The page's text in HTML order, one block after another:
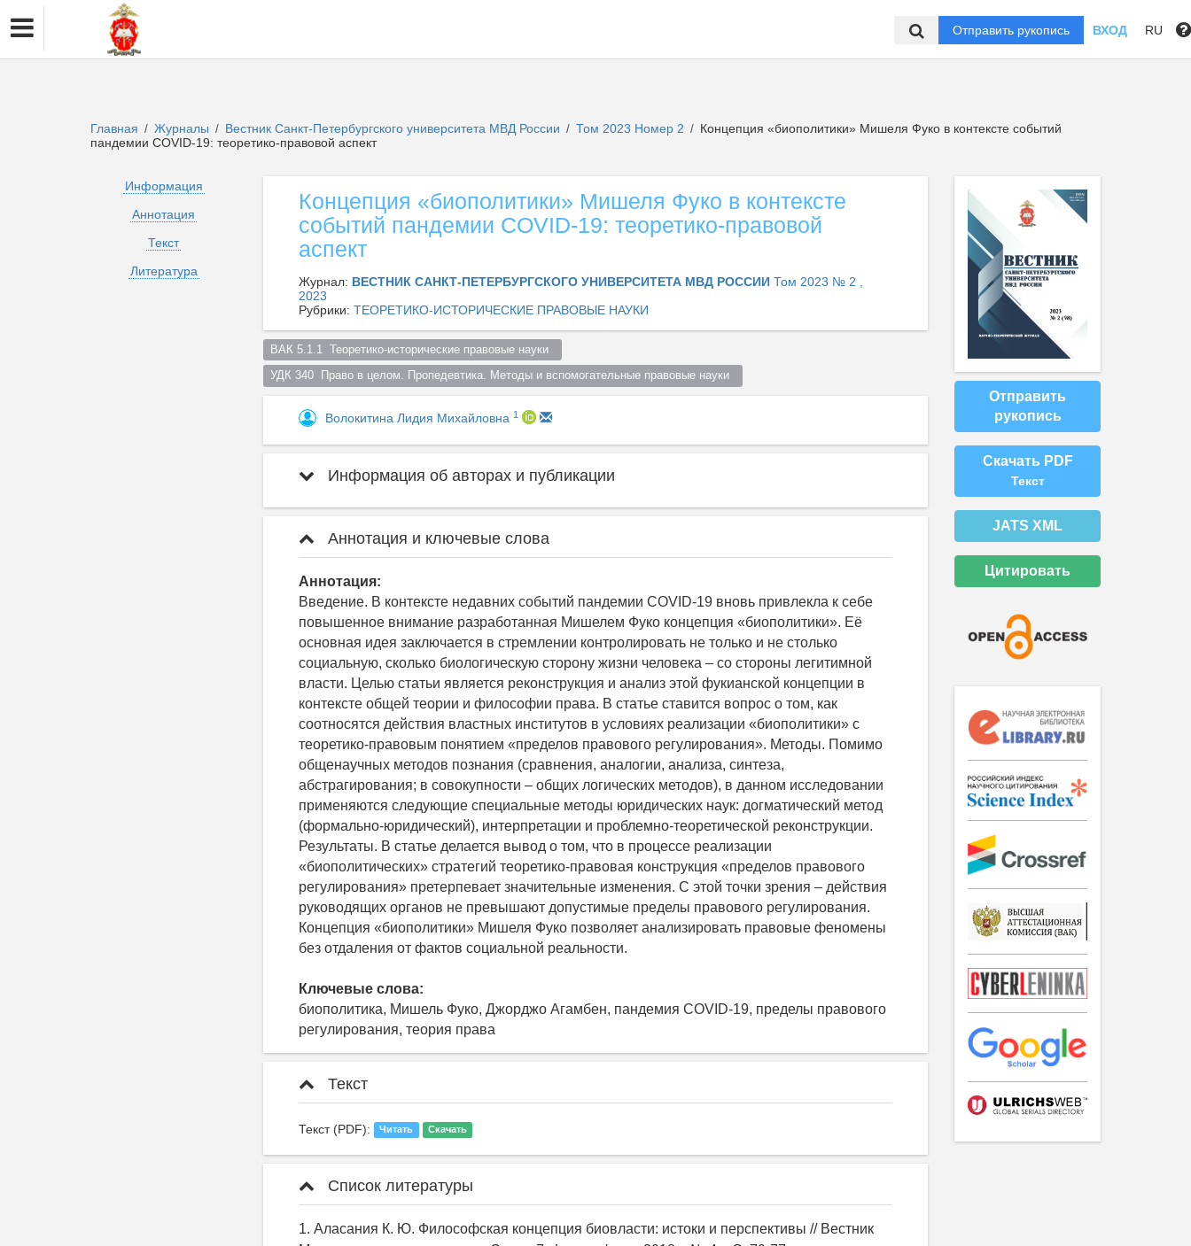
Отправить рукопись ВХОД RU
Главная / Журналы / Вестник Санкт-Петербургского университета МВД России / Том 2023 Номер 2 / Концепция «биополитики» Мишеля Фуко в контексте событий
пандемии COVID-19: теоретико-правовой аспект
Информация
Аннотация
Текст
Литература
Концепция «биополитики» Мишеля Фуко в контексте
событий пандемии COVID-19: теоретико-правовой
аспект
Журнал: ВЕСТНИК САНКТ-ПЕТЕРБУРГСКОГО УНИВЕРСИТЕТА МВД РОССИИ Том 2023 № 2 ,
2023
Рубрики: ТЕОРЕТИКО-ИСТОРИЧЕСКИЕ ПРАВОВЫЕ НАУКИ
ВАК 5.1.1  Теоретико-исторические правовые науки
УДК 340  Право в целом. Пропедевтика. Методы и вспомогательные правовые науки
Волокитина Лидия Михайловна 1
Информация об авторах и публикации
Аннотация и ключевые слова
Аннотация:
Введение. В контексте недавних событий пандемии COVID-19 вновь привлекла к себе
повышенное внимание разработанная Мишелем Фуко концепция «биополитики». Её
основная идея заключается в стремлении контролировать не только и не столько
социальную, сколько биологическую сторону жизни человека – со стороны легитимной
власти. Целью статьи является реконструкция и анализ этой фукианской концепции в
контексте общей теории и философии права. В статье ставится вопрос о том, как
соотносятся действия властных институтов в условиях реализации «биополитики» с
теоретико-правовым понятием «пределов правового регулирования». Методы. Помимо
общенаучных методов познания (сравнения, аналогии, анализа, синтеза,
абстрагирования; в совокупности – общих логических методов), в данном исследовании
применяются следующие специальные методы юридических наук: догматический метод
(формально-юридический), интерпретации и проблемно-теоретической реконструкции.
Результаты. В статье делается вывод о том, что в процессе реализации
«биополитических» стратегий теоретико-правовая конструкция «пределов правового
регулирования» претерпевает значительные изменения. С этой точки зрения – действия
руководящих органов не превышают допустимые пределы правового регулирования.
Концепция «биополитики» Мишеля Фуко позволяет анализировать правовые феномены
без отдаления от фактов социальной реальности.
Ключевые слова:
биополитика, Мишель Фуко, Джорджо Агамбен, пандемия COVID-19, пределы правового
регулирования, теория права
Текст
Текст (PDF): Читать Скачать
Список литературы
1. Аласания К. Ю. Философская концепция биовласти: истоки и перспективы // Вестник
Отправить
рукопись
Скачать PDF
Текст
JATS XML
Цитировать